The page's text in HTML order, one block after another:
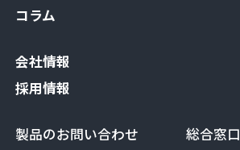
コラム
会社情報
採用情報
製品のお問い合わせ
総合窓口